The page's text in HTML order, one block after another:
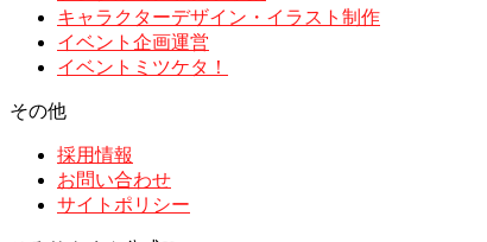
キャラクターデザイン・イラスト制作
イベント企画運営
イベントミツケタ！
その他
採用情報
お問い合わせ
サイトポリシー